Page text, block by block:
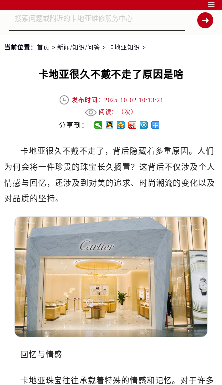

当前位置： 首页 > 新闻/知识/问答 > 卡地亚知识 >
卡地亚很久不戴不走了原因是啥
发布时间：2025-10-02 10:13:21
阅读：（次）
分享到：
卡地亚很久不戴不走了，背后隐藏着多重原因。人们
为何会将一件珍贵的珠宝长久搁置？这背后不仅涉及个人
情感与回忆，还涉及到对美的追求、时尚潮流的变化以及
对品质的坚持。
回忆与情感
卡地亚珠宝往往承载着特殊的情感和记忆。对于许多